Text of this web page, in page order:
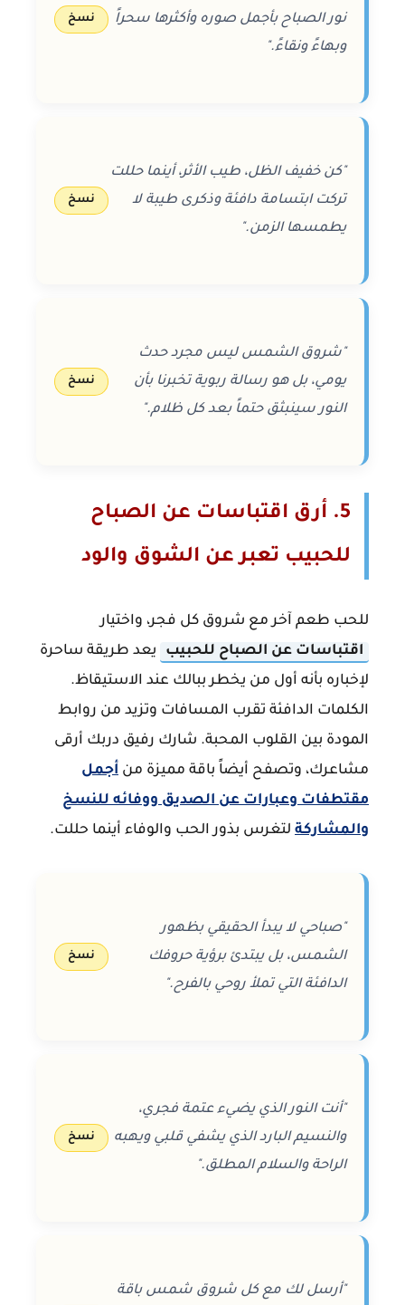
نور الصباح بأجمل صوره وأكثرها سحراً
وبهاءً ونقاءً."
نسخ
"كن خفيف الظل، طيب الأثر، أينما حللت
تركت ابتسامة دافئة وذكرى طيبة لا
يطمسها الزمن."
نسخ
"شروق الشمس ليس مجرد حدث
يومي، بل هو رسالة ربوية تخبرنا بأن
النور سينبثق حتماً بعد كل ظلام."
نسخ
5. أرق اقتباسات عن الصباح
للحبيب تعبر عن الشوق والود
للحب طعم آخر مع شروق كل فجر، واختيار
اقتباسات عن الصباح للحبيب
يعد طريقة ساحرة
لإخباره بأنه أول من يخطر ببالك عند الاستيقاظ.
الكلمات الدافئة تقرب المسافات وتزيد من روابط
المودة بين القلوب المحبة. شارك رفيق دربك أرقى
مشاعرك، وتصفح أيضاً باقة مميزة من أجمل
مقتطفات وعبارات عن الصديق ووفائه للنسخ
والمشاركة لتغرس بذور الحب والوفاء أينما حللت.
"صباحي لا يبدأ الحقيقي بظهور
الشمس، بل يبتدئ برؤية حروفك
الدافئة التي تملأ روحي بالفرح."
نسخ
"أنت النور الذي يضيء عتمة فجري،
والنسيم البارد الذي يشفي قلبي ويهبه
الراحة والسلام المطلق."
نسخ
"أرسل لك مع كل شروق شمس باقة